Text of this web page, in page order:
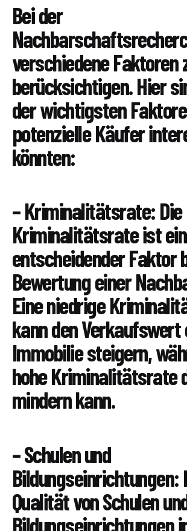
Bei der
verschiedene Faktoren
berücksichtigen. Hier
der wichtigsten
potenzielle Käufer
könnten:
– Kriminalitätsrate: Die
Kriminalitätsrate ist ein
entscheidender Faktor
Bewertung einer
Eine niedrige
kann den Verkaufswert
Immobilie steigern,
hohe Kriminalitätsrate
mindern kann.
– Schulen und
Bildungseinrichtungen:
Qualität von Schulen
Bildungseinrichtungen